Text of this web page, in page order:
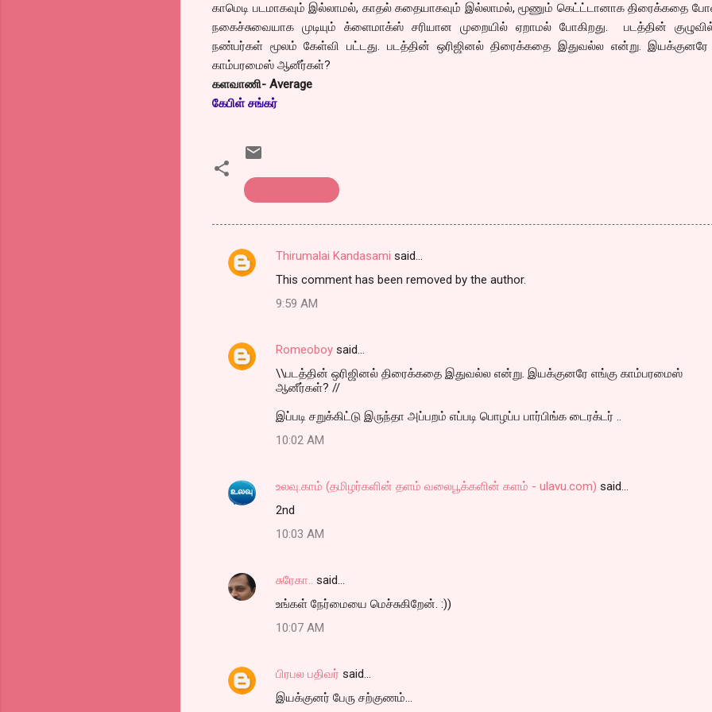
காமெடி படமாகவும் இல்லாமல், காதல் கதையாகவும் இல்லாமல், மூணும் கெட்ட்டானாக திரைக்கதை
நகைச்சுவையாக முடியும் க்ளைமாக்ஸ் சரியான முறையில் ஏறாமல் போகிறது. படத்தின்
நண்பர்கள் மூலம் கேள்வி பட்டது. படத்தின் ஒரிஜினல் திரைக்கதை இதுவல்ல என்று. இயக்குனரே
காம்பரமைஸ் ஆனீர்கள்?
களவாணி- Average
கேபிள் சங்கர்
C
e
Thirumalai Kandasami said…
This comment has been removed by the author.
9:59 AM
Romeoboy said…
\\படத்தின் ஒரிஜினல் திரைக்கதை இதுவல்ல என்று. இயக்குனரே எங்கு காம்பரமைஸ்
ஆனீர்கள்? //
இப்படி சறுக்கிட்டு இருந்தா அப்பறம் எப்படி பொழப்ப பார்பிங்க டைரக்டர் ..
10:02 AM
உலவு.காம் (தமிழர்களின் தளம் வலைபூக்களின் களம் - ulavu.com) said…
2nd
10:03 AM
சுரேகா.. said…
உங்கள் நேர்மையை மெச்சுகிறேன். :))
10:07 AM
பிரபல பதிவர் said…
இயக்குனர் பேரு சற்குணம்...